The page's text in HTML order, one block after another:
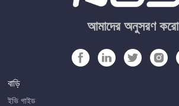
আমাদের অনুসরণ করো
বাড়ি
ইভি গাইড